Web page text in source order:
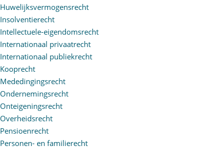
Huwelijksvermogensrecht
Insolventierecht
Intellectuele-eigendomsrecht
Internationaal privaatrecht
Internationaal publiekrecht
Kooprecht
Mededingingsrecht
Ondernemingsrecht
Onteigeningsrecht
Overheidsrecht
Pensioenrecht
Personen- en familierecht